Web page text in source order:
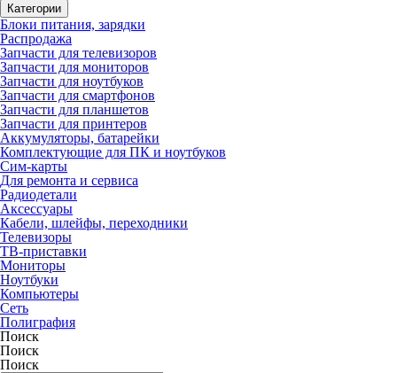
Категории
Блоки питания, зарядки
Распродажа
Запчасти для телевизоров
Запчасти для мониторов
Запчасти для ноутбуков
Запчасти для смартфонов
Запчасти для планшетов
Запчасти для принтеров
Аккумуляторы, батарейки
Комплектующие для ПК и ноутбуков
Сим-карты
Для ремонта и сервиса
Радиодетали
Аксессуары
Кабели, шлейфы, переходники
Телевизоры
ТВ-приставки
Мониторы
Ноутбуки
Компьютеры
Сеть
Полиграфия
Поиск
Поиск
Поиск